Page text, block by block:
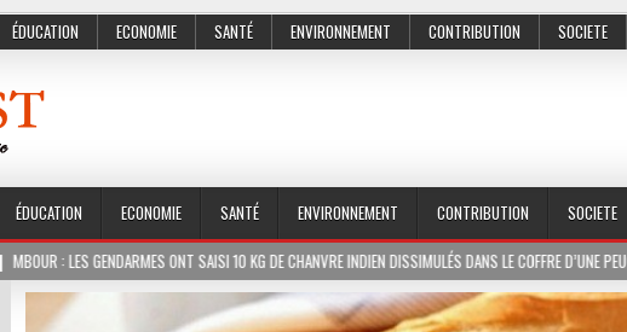
ÉDUCATION ECONOMIE SANTÉ ENVIRONNEMENT CONTRIBUTION SOCIETE
ÉDUCATION ECONOMIE SANTÉ ENVIRONNEMENT CONTRIBUTION SOCIETE
GENDARMES ONT SAISI 10 KG DE CHANVRE INDIEN DISSIMULÉS DANS LE COFFRE D’UNE PEUGEOT 307